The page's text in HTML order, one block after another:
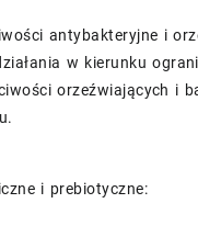
antybakteryjne i
w kierunku
orzeźwiających i
i prebiotyczne: